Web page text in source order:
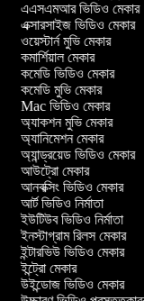
এএসএমআর ভিডিও মেকার
এক্সারসাইজ ভিডিও মেকার
ওয়েস্টার্ন মুভি মেকার
কমার্শিয়াল মেকার
কমেডি ভিডিও মেকার
কমেডি মুভি মেকার
Mac ভিডিও মেকার
অ্যাকশন মুভি মেকার
অ্যানিমেশন মেকার
অ্যান্ড্রয়েড ভিডিও মেকার
আউট্রো মেকার
আনবক্সিং ভিডিও মেকার
আর্ট ভিডিও নির্মাতা
ইউটিউব ভিডিও নির্মাতা
ইনস্টাগ্রাম রিলস মেকার
ইন্টারভিউ ভিডিও মেকার
ইন্ট্রো মেকার
উইন্ডোজ ভিডিও মেকার